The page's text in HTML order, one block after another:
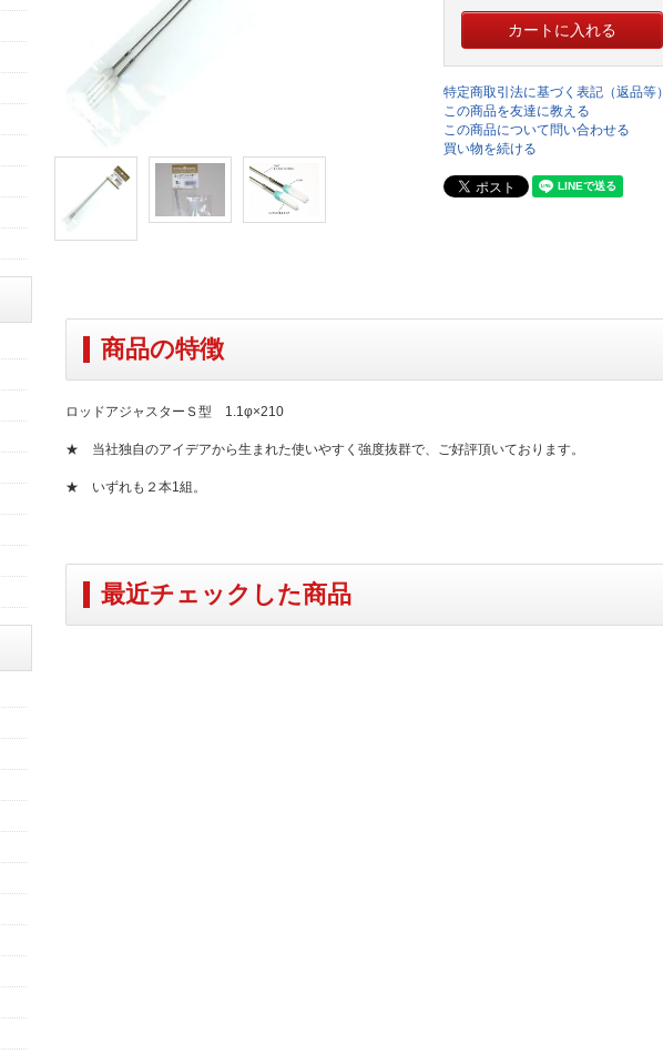
特定商取引法に基づく表記（返品等）
この商品を友達に教える
この商品について問い合わせる
買い物を続ける
商品の特徴
ロッドアジャスターＳ型 1.1φ×210
★ 当社独自のアイデアから生まれた使いやすく強度抜群で、ご好評頂いております。
★ いずれも２本1組。
最近チェックした商品